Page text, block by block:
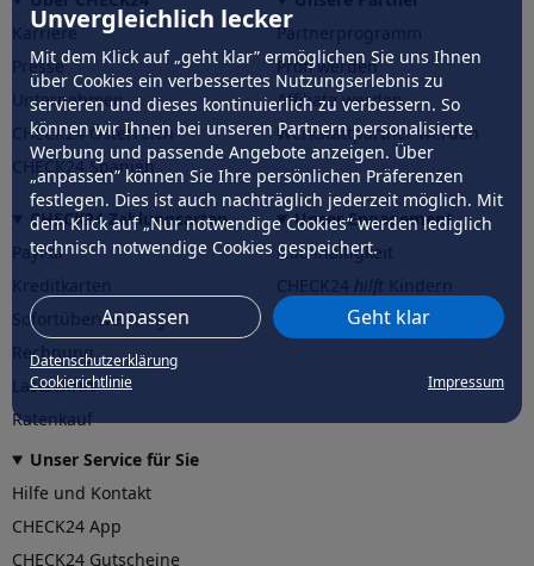
Unvergleichlich lecker
Mit dem Klick auf „geht klar” ermöglichen Sie uns Ihnen
über Cookies ein verbessertes Nutzungserlebnis zu
servieren und dieses kontinuierlich zu verbessern. So
können wir Ihnen bei unseren Partnern personalisierte
Werbung und passende Angebote anzeigen. Über
„anpassen” können Sie Ihre persönlichen Präferenzen
festlegen. Dies ist auch nachträglich jederzeit möglich. Mit
dem Klick auf „Nur notwendige Cookies” werden lediglich
technisch notwendige Cookies gespeichert.
Anpassen Geht klar
Datenschutzerklärung
Cookierichtlinie
Impressum
Karriere
Presse
Unternehmen
CHECK24 Österreich
CHECK24 Spanien
Partnerprogramm
Profi werden
Affiliate werden
Werkstattpartner werden
CHECK24 Zahlungsarten
PayPal
Sofortüberweisung
Rechnung
Lastschrift
Ratenkauf
Unser Engagement
Nachhaltigkeit
CHECK24hilftder Natur
Unser Service für Sie
Hilfe und Kontakt
CHECK24 App
CHECK24 Gutscheine